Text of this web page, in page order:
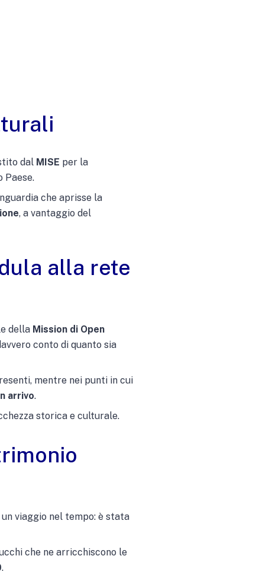
dal MISE per la
Paese.
che aprisse la
, a vantaggio del
alla rete
della Mission di Open
conto di quanto sia
mentre nei punti in cui
arrivo.
storica e culturale.
viaggio nel tempo: è stata
che ne arricchiscono le
.